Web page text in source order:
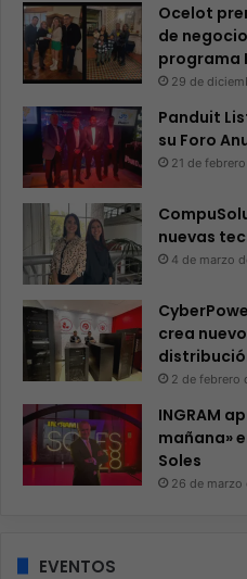
Ocelot
de
programa
29 de
Panduit
su Foro
21 de
nuevas
4 de marzo
crea
2 de febrero
INGRAM
mañana»
Soles
26 de marzo
EVENTOS